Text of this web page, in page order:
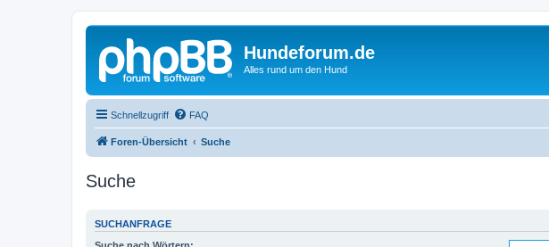
Hundeforum.de
Alles rund um den Hund
Schnellzugriff FAQ
Foren-Übersicht Suche
Suche
SUCHANFRAGE